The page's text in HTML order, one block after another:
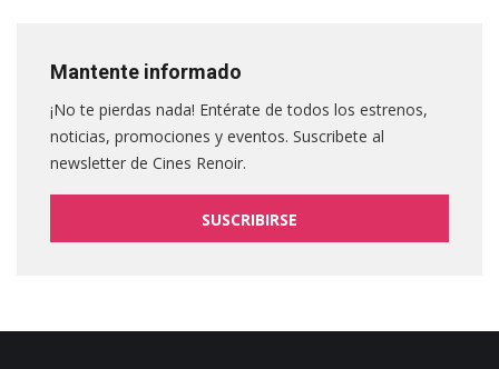
Mantente informado
¡No te pierdas nada! Entérate de todos los estrenos,
noticias, promociones y eventos. Suscribete al
newsletter de Cines Renoir.
SUSCRIBIRSE